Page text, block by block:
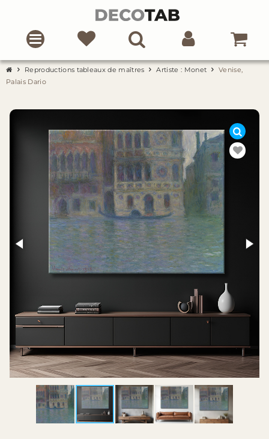
Reproductions tableaux de maîtres Artiste : Monet
Venise,
Palais Dario